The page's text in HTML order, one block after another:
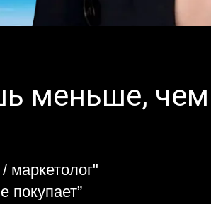
маркетолог"
покупает”
меньше,